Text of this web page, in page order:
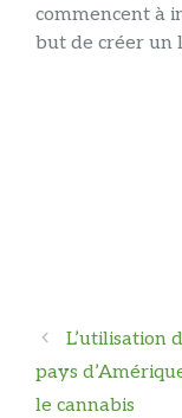
commencent à
but de créer un
Navigation
des
articles
L’utilisation
pays
le cannabis